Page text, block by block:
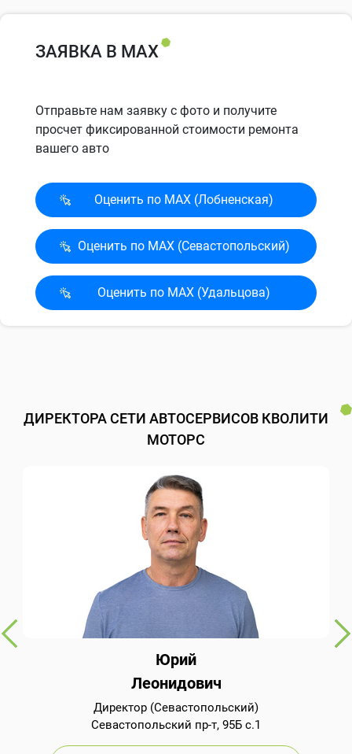
ЗАЯВКА В MAX
Отправьте нам заявку с фото и получите
просчет фиксированной стоимости ремонта
вашего авто
Оценить по MAX (Лобненская)
Оценить по MAX (Севасто­польский)
Оценить по MAX (Удальцова)
ДИРЕКТОРА СЕТИ АВТОСЕРВИСОВ КВОЛИТИ
МОТОРС
Юрий
Леонидович
Директор (Севастопольский)
Севастопольский пр-т, 95Б с.1